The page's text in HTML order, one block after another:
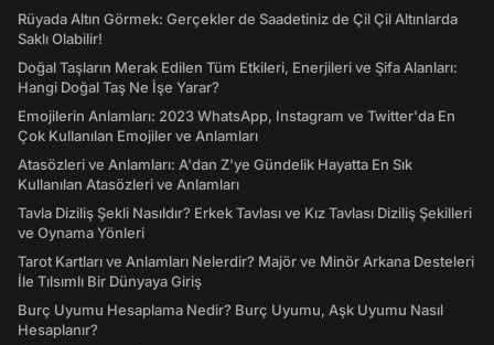
Rüyada Altın Görmek: Gerçekler de Saadetiniz de Çil Çil Altınlarda
Saklı Olabilir!
Doğal Taşların Merak Edilen Tüm Etkileri, Enerjileri ve Şifa Alanları:
Hangi Doğal Taş Ne İşe Yarar?
Emojilerin Anlamları: 2023 WhatsApp, Instagram ve Twitter'da En
Çok Kullanılan Emojiler ve Anlamları
Atasözleri ve Anlamları: A'dan Z'ye Gündelik Hayatta En Sık
Kullanılan Atasözleri ve Anlamları
Tavla Diziliş Şekli Nasıldır? Erkek Tavlası ve Kız Tavlası Diziliş Şekilleri
ve Oynama Yönleri
Tarot Kartları ve Anlamları Nelerdir? Majör ve Minör Arkana Desteleri
İle Tılsımlı Bir Dünyaya Giriş
Burç Uyumu Hesaplama Nedir? Burç Uyumu, Aşk Uyumu Nasıl
Hesaplanır?